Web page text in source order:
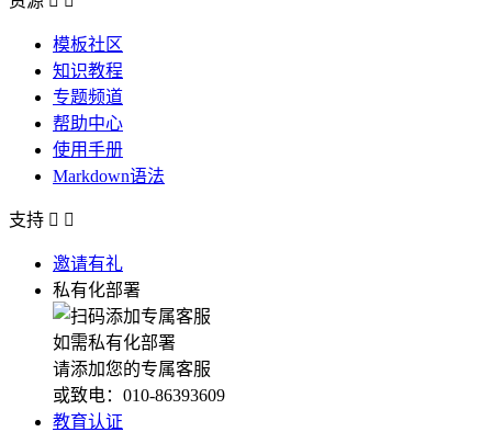
模板社区
知识教程
专题频道
帮助中心
使用手册
Markdown语法
支持  
邀请有礼
私有化部署
如需私有化部署
请添加您的专属客服
或致电：010-86393609
教育认证